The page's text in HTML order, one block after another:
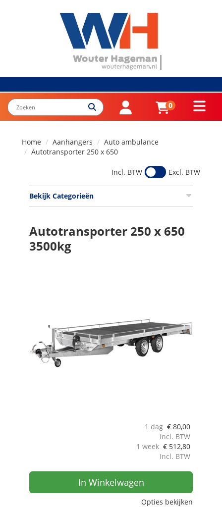
0
Home Aanhangers
Auto ambulance
Autotransporter 250 x 650
Incl. BTW Excl. BTW
Bekijk Categorieën
Autotransporter 250 x 650
3500kg
1 dag € 80,00
Incl. BTW
1 week € 512,80
Incl. BTW
In Winkelwagen
Opties bekijken